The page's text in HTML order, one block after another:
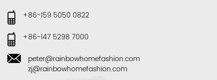
+86-159 5050 0822
+86-147 5298 7000
peter@rainbowhomefashion.com
zj@rainbowhomefashion.com